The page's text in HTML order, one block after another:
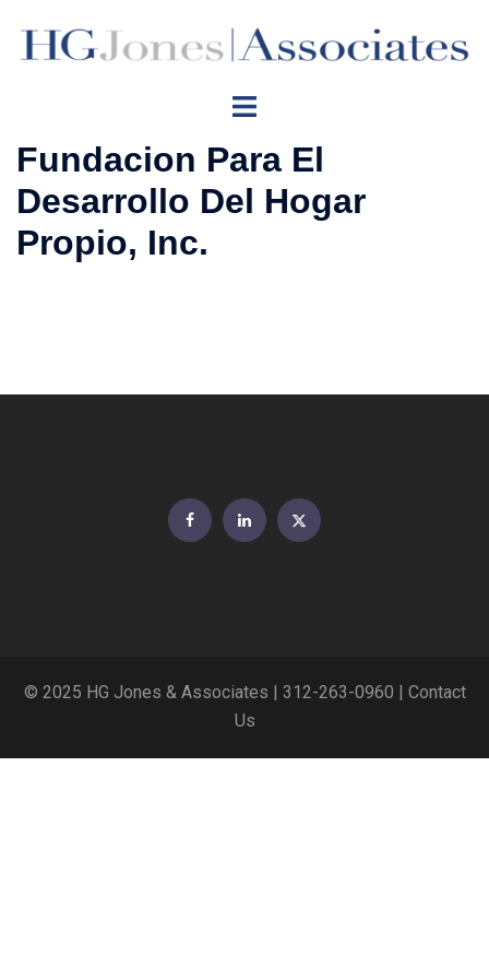
Toggle
Fundacion Para El
Desarrollo Del Hogar
Propio, Inc.
FacebookLinkedIn Twitter
© 2025 HG Jones & Associates | 312-263-0960 | Contact
Us